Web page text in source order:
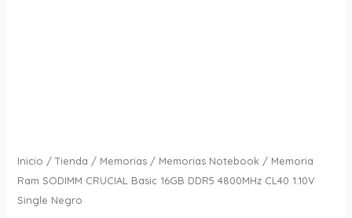
Inicio /Tienda / Memorias/ Memorias Notebook/ Memoria
Ram SODIMM CRUCIAL Basic 16GB DDR5 4800MHz CL40 1.10V
Single Negro